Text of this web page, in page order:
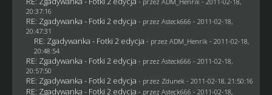
20:37:16
RE: Zgadywanka - Fotki 2 edycja - przez Asteck666 - 2011-02-18,
20:47:31
RE: Zgadywanka - Fotki 2 edycja - przez ADM_Henrik - 2011-02-18,
20:48:54
RE: Zgadywanka - Fotki 2 edycja - przez Asteck666 - 2011-02-18,
20:57:50
RE: Zgadywanka - Fotki 2 edycja - przez Zdunek - 2011-02-18, 21:50:16
RE: Zgadywanka - Fotki 2 edycja - przez Asteck666 - 2011-02-18,